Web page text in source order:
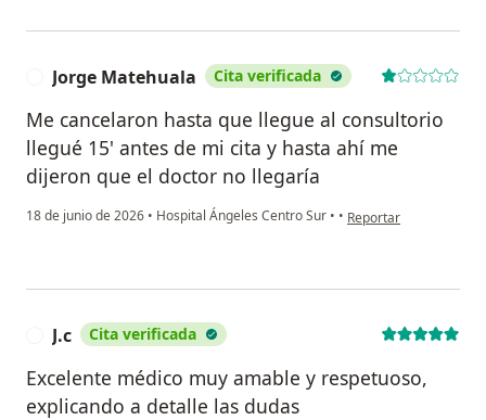
Jorge Matehuala Cita verificada
Me cancelaron hasta que llegue al consultorio
llegué 15' antes de mi cita y hasta ahí me
dijeron que el doctor no llegaría
18 de junio de 2026 • Hospital Ángeles Centro Sur • • en opinión del usuario
Reportar
J.c Cita verificada
Excelente médico muy amable y respetuoso,
explicando a detalle las dudas